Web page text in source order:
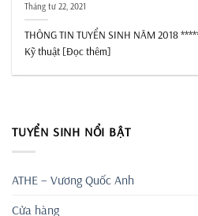
Tháng tư 22, 2021
THÔNG TIN TUYỂN SINH NĂM 2018
Kỹ thuật [Đọc thêm]
TUYỂN SINH NỔI BẬT
ATHE – Vương Quốc Anh
Cửa hàng